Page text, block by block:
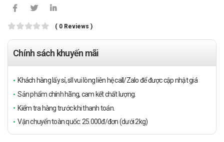
( 0 Reviews )
Chính sách khuyến mãi
Khách hàng lấy sỉ, sll vui lòng liên hệ call/Zalo để được cập nhật giá
Sản phẩm chính hãng, cam kết chất lượng.
Kiểm tra hàng trước khi thanh toán.
Vận chuyển toàn quốc: 25.000đ/đơn (dưới 2kg)